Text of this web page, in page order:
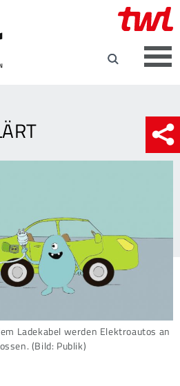
Ladekabel werden Elektroautos an
(Bild: Publik)